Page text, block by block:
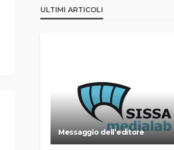
ULTIMI ARTICOLI
Messaggio dell’editore